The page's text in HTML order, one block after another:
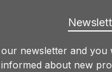
newsletter and you
informed about new